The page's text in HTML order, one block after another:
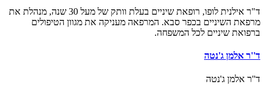
ד"ר אילנית לופו, רופאת שיניים בעלת וותק של מעל 30 שנה, מנהלת את
השיניים בכפר סבא. המרפאה מעניקה את מגוון הטיפולים
שיניים לכל המשפחה.
אלמן ג'נטה
אלמן ג'נטה